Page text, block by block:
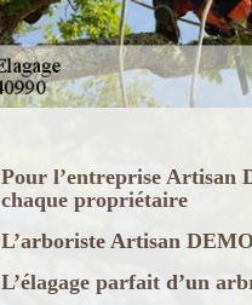
Pour l’entreprise Artisan
chaque propriétaire
L’arboriste Artisan
L’élagage parfait d’un